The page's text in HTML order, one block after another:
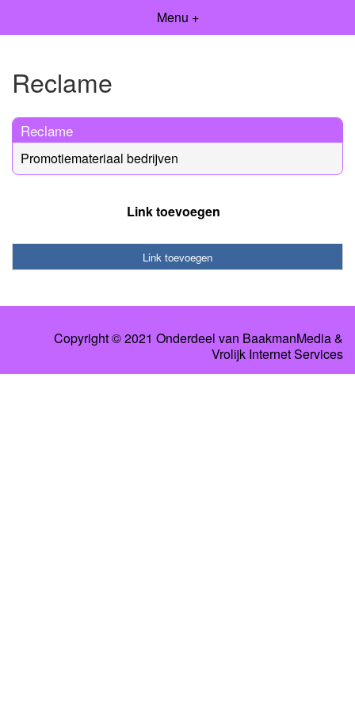
Menu +
Reclame
Reclame
Promotiemateriaal bedrijven
Link toevoegen
Link toevoegen
Copyright © 2021 Onderdeel van BaakmanMedia&
Vrolijk Internet Services